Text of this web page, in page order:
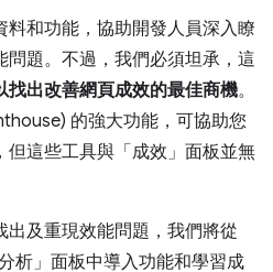
料和功能，協助開發人員深入瞭
題。不過，我們必須坦承，這
找出改善網頁成效的最佳商機。
的強大功能，可協助您
但這些工具與「成效」面板並無
及重現效能問題，我們將從
析」面板中導入功能和學習成